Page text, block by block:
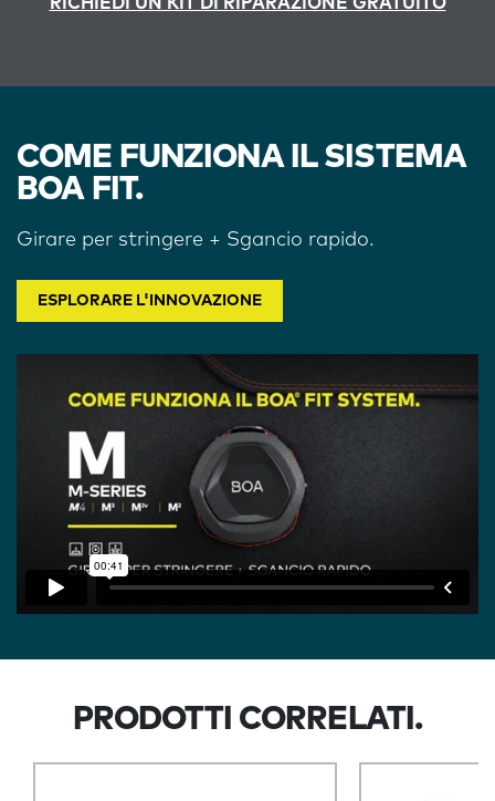
RICHIEDI UN KIT DI RIPARAZIONE GRATUITO
COME FUNZIONA IL SISTEMA
BOA FIT.
Girare per stringere + Sgancio rapido.
ESPLORARE L'INNOVAZIONE
PRODOTTI CORRELATI.